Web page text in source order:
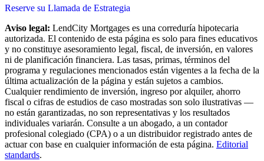
Reserve su Llamada de Estrategia
Aviso legal: LendCity Mortgages es una correduría hipotecaria
autorizada. El contenido de esta página es solo para fines educativos
y no constituye asesoramiento legal, fiscal, de inversión, en valores
ni de planificación financiera. Las tasas, primas, términos del
programa y regulaciones mencionados están vigentes a la fecha de la
última actualización de la página y están sujetos a cambios.
Cualquier rendimiento de inversión, ingreso por alquiler, ahorro
fiscal o cifras de estudios de caso mostradas son solo ilustrativas —
no están garantizadas, no son representativas y los resultados
individuales variarán. Consulte a un abogado, a un contador
profesional colegiado (CPA) o a un distribuidor registrado antes de
actuar con base en cualquier información de esta página. Editorial
standards.